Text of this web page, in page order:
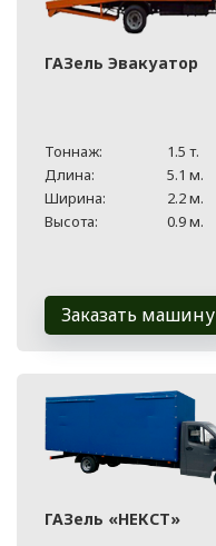
ГАЗель Эвакуатор
Тоннаж:
1.5 т.
Длина:
5.1 м.
Ширина:
2.2 м.
Высота:
0.9 м.
Заказать машину
ГАЗель «НЕКСТ»